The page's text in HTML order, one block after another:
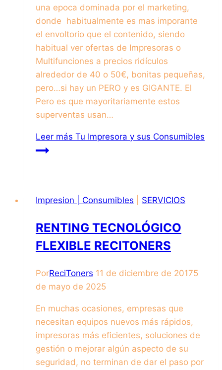
una epoca dominada por el marketing,
donde habitualmente es mas imporante
el envoltorio que el contenido, siendo
habitual ver ofertas de Impresoras o
Multifunciones a precios ridículos
alrededor de 40 o 50€, bonitas pequeñas,
pero…si hay un PERO y es GIGANTE. El
Pero es que mayoritariamente estos
superventas usan…
Leer más Tu Impresora y sus Consumibles
Impresion | Consumibles SERVICIOS
RENTING TECNOLÓGICO
FLEXIBLE RECITONERS
PorReciToners 11 de diciembre de 20175
de mayo de 2025
En muchas ocasiones, empresas que
necesitan equipos nuevos más rápidos,
impresoras más eficientes, soluciones de
gestión o mejorar algún aspecto de su
seguridad, no terminan de dar el paso por